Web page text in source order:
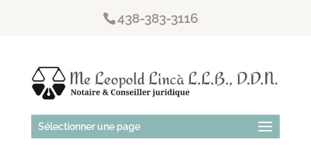
438-383-3116
Sélectionner une page